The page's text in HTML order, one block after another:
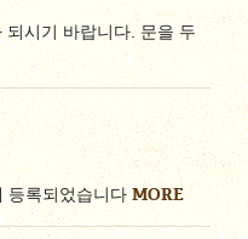
시기 바랍니다. 문을 두
등록되었습니다MORE